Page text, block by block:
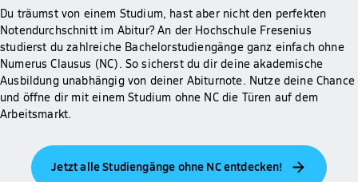
Du träumst von einem Studium, hast aber nicht den perfekten
Notendurchschnitt im Abitur? An der Hochschule Fresenius
studierst du zahlreiche Bachelorstudiengänge ganz einfach ohne
Numerus Clausus (NC). So sicherst du dir deine akademische
Ausbildung unabhängig von deiner Abiturnote. Nutze deine Chance
und öffne dir mit einem Studium ohne NC die Türen auf dem
Arbeitsmarkt.
Jetzt alle Studiengänge ohne NC entdecken!